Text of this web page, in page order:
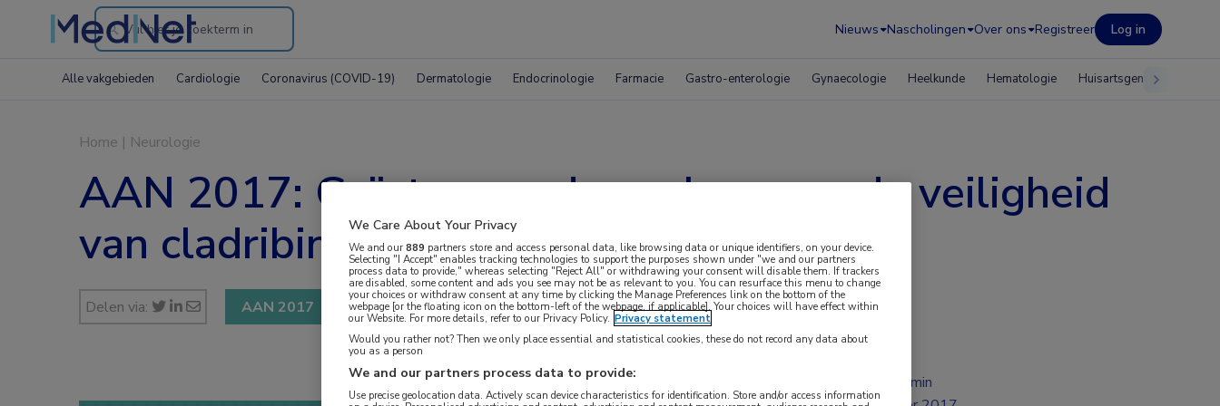
Search
the
Nieuws Nascholingen Over ons Registreer Log in
Alle vakgebieden Cardiologie Coronavirus (COVID-19) Dermatologie Endocrinologie Farmacie Gastro-enterologie Gynaecologie Heelkunde Hematologie Huisartsgeneeskunde
Home | Neurologie
AAN 2017: Geïntegreerde analyse van de veiligheid
van cladribine bij MS
Delen via: AAN 2017
2 min
We Care About Your Privacy
We and our889 partners store and access personal data, like browsing data or unique identifiers, on your device.
Selecting "I Accept" enables tracking technologies to support the purposes shown under "we and our partners
process data to provide," whereas selecting "Reject All" or withdrawing your consent will disable them. If trackers
are disabled, some content and ads you see may not be as relevant to you. You can resurface this menu to change
your choices or withdraw consent at any time by clicking the Manage Preferences link on the bottom of the
webpage [or the floating icon on the bottom-left of the webpage, if applicable]. Your choices will have effect within
our Website. For more details, refer to our Privacy Policy. Privacy statement
Would you rather not? Then we only place essential and statistical cookies, these do not record any data about
you as a person
We and our partners process data to provide:
Use precise geolocation data. Actively scan device characteristics for identification. Store and/or access information